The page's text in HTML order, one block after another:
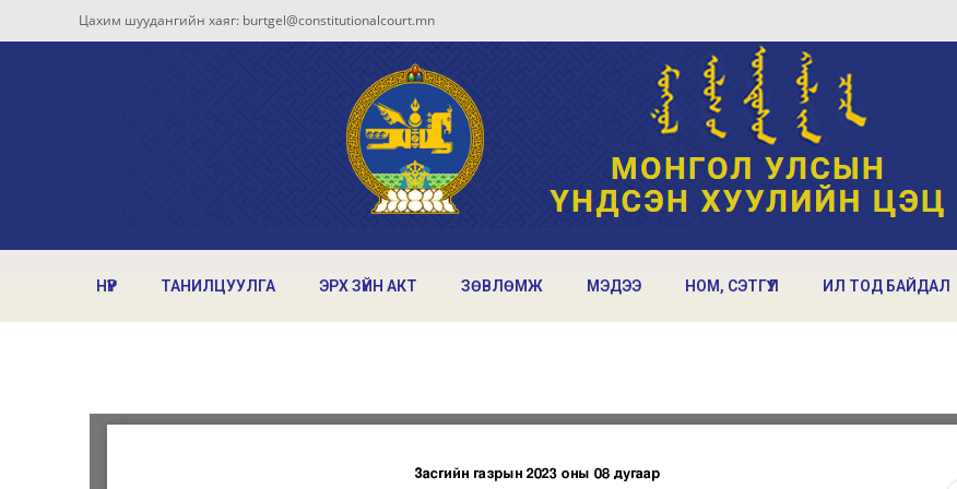
Цахим шуудангийн хаяг: burtgel@constitutionalcourt.mn
НҮҮР ТАНИЛЦУУЛГА ЭРХ ЗҮЙН АКТ ЗӨВЛӨМЖ МЭДЭЭ НОМ, СЭТГҮҮЛ ИЛ ТОД БАЙДАЛ